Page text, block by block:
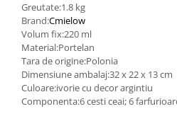
Greutate:1.8 kg
Brand:Cmielow
Volum fix:220 ml
Material:Portelan
Tara de origine:Polonia
Dimensiune ambalaj:32 x 22 x 13 cm
Culoare:ivorie cu decor argintiu
Componenta:6 cesti ceai; 6